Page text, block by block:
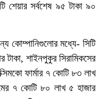
শেয়ার সর্বশেষ ৯৫ টাকা ৯০
কোম্পানিগুলোর মধ্যে- সিটি
টাকা, শাইনপুকুর সিরামিকসের
ফার্মার ৭ কোটি ৮৩ লাখ
৭ কোটি ৮০ লাখ ৫ হাজার